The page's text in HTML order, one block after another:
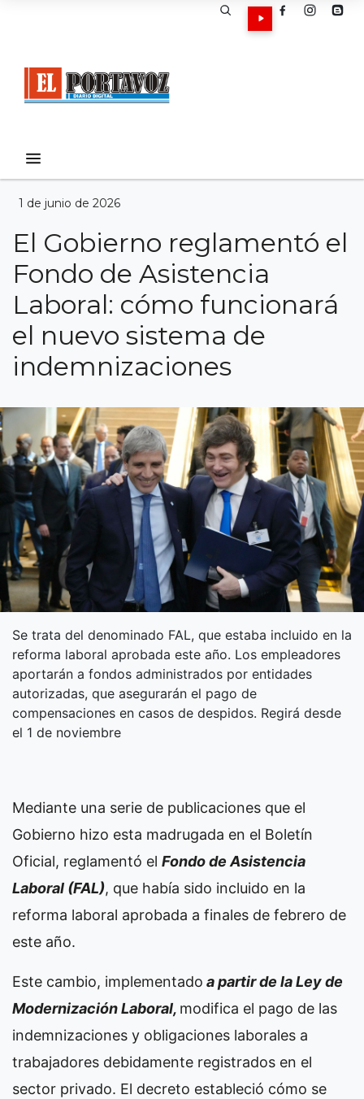
1 de junio de 2026
El Gobierno reglamentó el
Fondo de Asistencia
Laboral: cómo funcionará
el nuevo sistema de
indemnizaciones
Se trata del denominado FAL, que estaba incluido en la
reforma laboral aprobada este año. Los empleadores
aportarán a fondos administrados por entidades
autorizadas, que asegurarán el pago de
compensaciones en casos de despidos. Regirá desde
el 1 de noviembre
Mediante una serie de publicaciones que el
Gobierno hizo esta madrugada en el Boletín
Oficial, reglamentó el Fondo de Asistencia
Laboral (FAL), que había sido incluido en la
reforma laboral aprobada a finales de febrero de
este año.
Este cambio, implementado a partir de la Ley de
Modernización Laboral, modifica el pago de las
indemnizaciones y obligaciones laborales a
trabajadores debidamente registrados en el
sector privado. El decreto estableció cómo se